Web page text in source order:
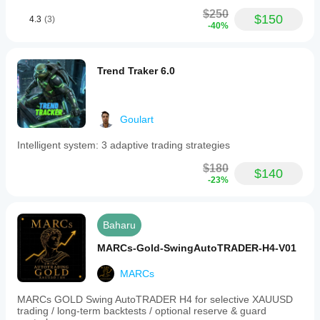
broker,
pelaksanaan.
Menguji bot
dalam
persekitaran
anda sendiri
membantu
memahami
sebenar.
4.3 (3) $250
-40% $150
Trend Traker 6.0
Goulart
Intelligent system: 3 adaptive trading strategies
$180
-23% $140
Baharu
MARCs-Gold-SwingAutoTRADER-H4-V01
MARCs
MARCs GOLD Swing AutoTRADER H4 for selective XAUUSD
trading / long-term backtests / optional reserve & guard